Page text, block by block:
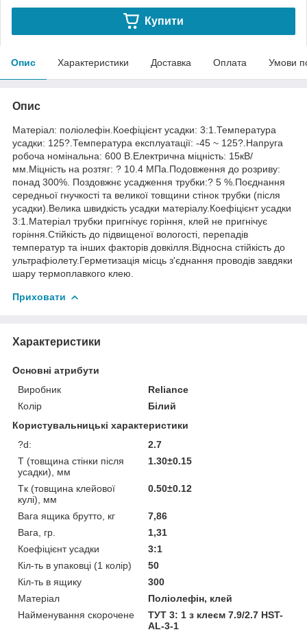
Купити
Опис Характеристики Доставка Оплата Умови
Опис
Матеріал: поліолефін.Коефіцієнт усадки: 3:1.Температура
усадки: 125?.Температура експлуатації: -45 ~ 125?.Напруга
робоча номінальна: 600 В.Електрична міцність: 15кВ/
мм.Міцність на розтяг: ? 10.4 МПа.Подовження до розриву:
понад 300%. Поздовжнє усадження трубки:? 5 %.Поєднання
середньої гнучкості та великої товщини стінок трубки (після
усадки).Велика швидкість усадки матеріалу.Коефіцієнт усадки
3:1.Матеріал трубки пригнічує горіння, клей не пригнічує
горіння.Стійкість до підвищеної вологості, перепадів
температур та інших факторів довкілля.Відносна стійкість до
ультрафіолету.Герметизація місць з'єднання проводів завдяки
шару термоплавкого клею.
Приховати
Характеристики
Основні атрибути
Виробник
Reliance
Колір
Білий
Користувальницькі характеристики
?d:
2.7
T (товщина стінки після
усадки), мм
1.30±0.15
Tк (товщина клейової
кулі), мм
0.50±0.12
Вага ящика брутто, кг
7,86
Вага, гр.
1,31
Коефіцієнт усадки
3:1
Кіл-ть в упаковці (1 колір)
50
Кіл-ть в ящику
300
Матеріал
Поліолефін, клей
Найменування скорочене
ТУТ 3: 1 з клеєм 7.9/2.7 HST-
AL-3-1